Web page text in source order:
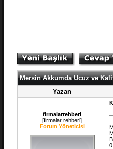
Mersin Akkumda Ucuz ve
Yazan
firmalarrehberi
[firmalar rehberi]
Forum Yöneticisi